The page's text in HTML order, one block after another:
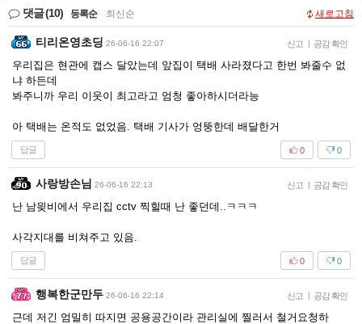
댓글(10) 등록순 최신순 새로고침
티리온영초딩 26-06-16 22:07 신고 | 공감 확인
우리집은 현관에 캡스 달았는데 앞집이 택배 사라졌다고 한번 봐줄수 없
냐 하든데
봐주니까 우리 이웃이 최고라고 엄청 좋아하시더라능
아 택배는 온적도 없었음. 택배 기사가 엉뚱한데 배달한거
답글 0
0
사랑방손님 26-06-16 22:13 신고 | 공감 확인
난 남읮비에서 우리집 cctv 찍힐때 난 좋던데..ㅋㅋㅋ
사각지대를 비쳐주고 있음.
답글 0
0
행복한군만두 26-06-16 22:14 신고 | 공감 확인
근데 저긴 엄밀히 따지면 공용공간이라 관리실에 찔러서 철거요청하